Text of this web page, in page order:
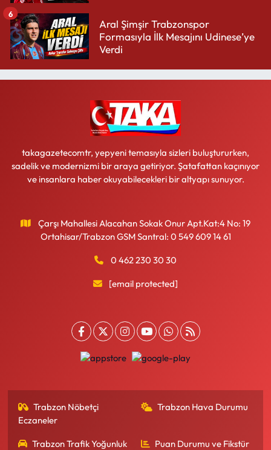
Aral Şimşir Trabzonspor
Formasıyla İlk Mesajını Udinese’ye
Verdi
6
takagazetecomtr, yepyeni temasıyla sizleri buluştururken,
sadelik ve modernizmi bir araya getiriyor. Şatafattan kaçınıyor
ve insanlara haber okuyabilecekleri bir altyapı sunuyor.
Çarşı Mahallesi Alacahan Sokak Onur Apt.Kat:4 No: 19
Ortahisar/Trabzon GSM Santral: 0 549 609 14 61
0 462 230 30 30
[email protected]
Trabzon Nöbetçi
Eczaneler
Trabzon Hava Durumu
Trabzon Trafik Yoğunluk Puan Durumu ve Fikstür